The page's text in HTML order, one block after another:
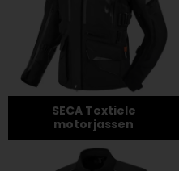
SECA Textiele
motorjassen